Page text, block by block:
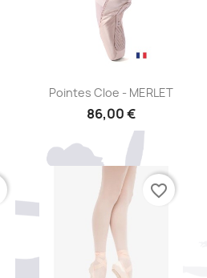
Aperçu rapide
Pointes Cloe - MERLET
86,00 €
favorite_border